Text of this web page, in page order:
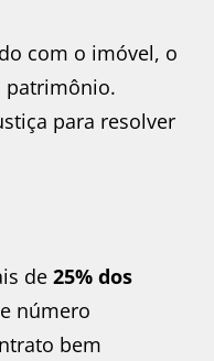
com o imóvel, o
patrimônio.
para resolver
de 25% dos
número
bem